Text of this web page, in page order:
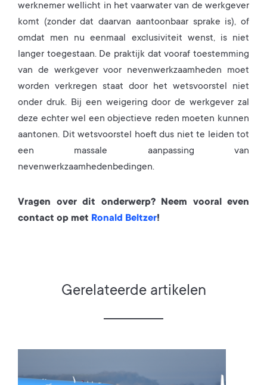
werknemer wellicht in het vaarwater van de werkgever
komt (zonder dat daarvan aantoonbaar sprake is), of
omdat men nu eenmaal exclusiviteit wenst, is niet
langer toegestaan. De praktijk dat vooraf toestemming
van de werkgever voor nevenwerkzaamheden moet
worden verkregen staat door het wetsvoorstel niet
onder druk. Bij een weigering door de werkgever zal
deze echter wel een objectieve reden moeten kunnen
aantonen. Dit wetsvoorstel hoeft dus niet te leiden tot
een massale aanpassing van
nevenwerkzaamhedenbedingen.
Vragen over dit onderwerp? Neem vooral even
contact op met Ronald Beltzer!
Gerelateerde artikelen